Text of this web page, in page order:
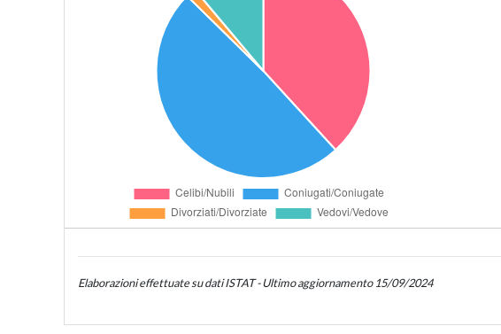
Elaborazioni effettuate su dati ISTAT - Ultimo aggiornamento 15/09/2024